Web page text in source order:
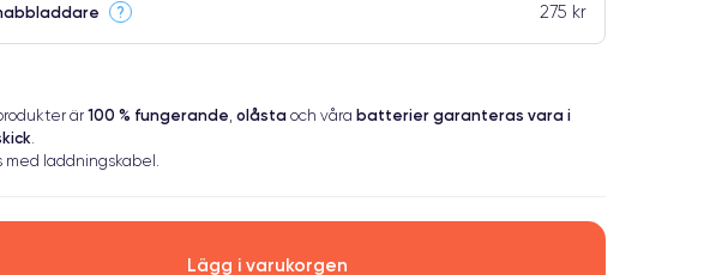
? 275 kr
är100 % fungerande, olåsta och våra batterier garanteras vara i
.
med laddningskabel.
Lägg i varukorgen